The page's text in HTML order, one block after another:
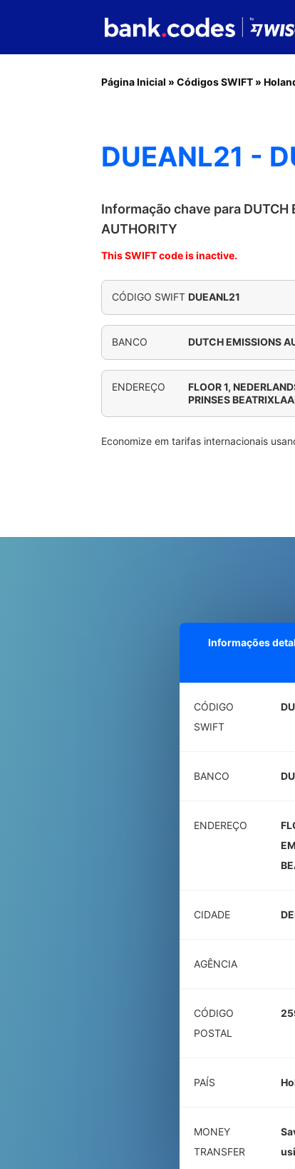
Página Inicial » Códigos SWIFT »
DUEANL21 -
Informação chave para DUTCH
AUTHORITY
This SWIFT code is inactive.
CÓDIGO SWIFT DUEANL21
BANCO DUTCH EMISSIONS
ENDEREÇO
FLOOR 1,
PRINSES
Economize em tarifas internacionais
Informações
CÓDIGO
SWIFT
BANCO
ENDEREÇO
CIDADE
AGÊNCIA
CÓDIGO
POSTAL
PAÍS
MONEY
TRANSFER